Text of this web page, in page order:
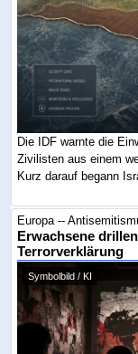
Die IDF warnte die
Zivilisten aus einem
Kurz darauf begann
Europa --
Erwachsene
Terrorverklärung
Symbolbild / KI